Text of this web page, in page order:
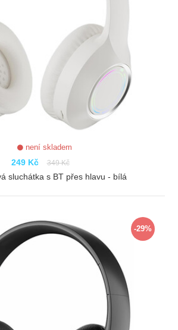
není skladem
249 Kč 349 Kč
sluchátka s BT přes hlavu - bílá
-29%